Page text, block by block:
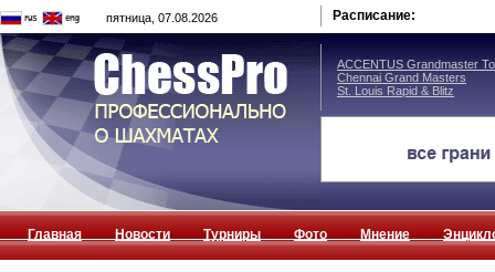
пятница, 07.08.2026 Расписание:
ACCENTUS Grandmaster
Chennai Grand Masters
St. Louis Rapid & Blitz
Главная Новости Турниры Фото Мнение